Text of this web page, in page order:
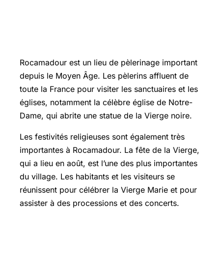
Rocamadour est un lieu de pèlerinage important
depuis le Moyen Âge. Les pèlerins affluent de
toute la France pour visiter les sanctuaires et les
églises, notamment la célèbre église de Notre-
Dame, qui abrite une statue de la Vierge noire.
Les festivités religieuses sont également très
importantes à Rocamadour. La fête de la Vierge,
qui a lieu en août, est l’une des plus importantes
du village. Les habitants et les visiteurs se
réunissent pour célébrer la Vierge Marie et pour
assister à des processions et des concerts.